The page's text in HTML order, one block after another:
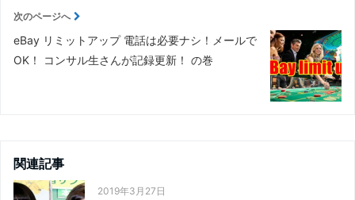
次のページへ
eBay リミットアップ 電話は必要ナシ！メールで
OK！ コンサル生さんが記録更新！ の巻
関連記事
2019年3月27日